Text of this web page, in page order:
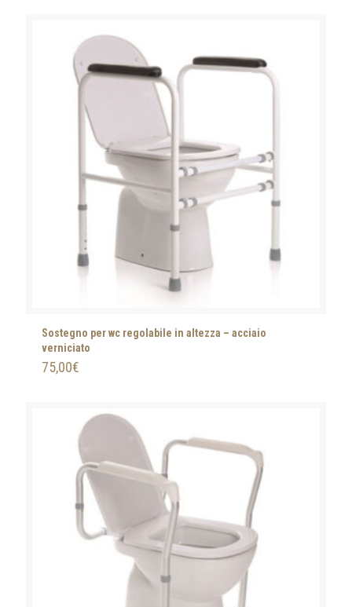
Sostegno per wc regolabile in altezza – acciaio
verniciato
75,00€